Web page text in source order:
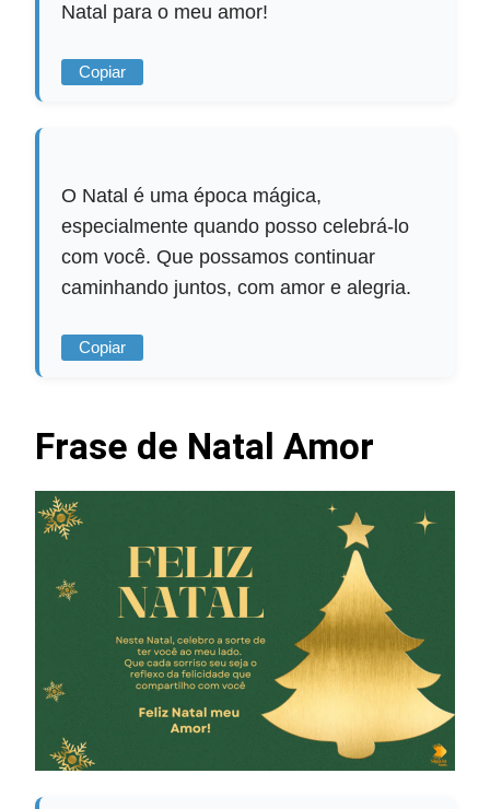
Natal para o meu amor!
Copiar
O Natal é uma época mágica,
especialmente quando posso celebrá-lo
com você. Que possamos continuar
caminhando juntos, com amor e alegria.
Copiar
Frase de Natal Amor